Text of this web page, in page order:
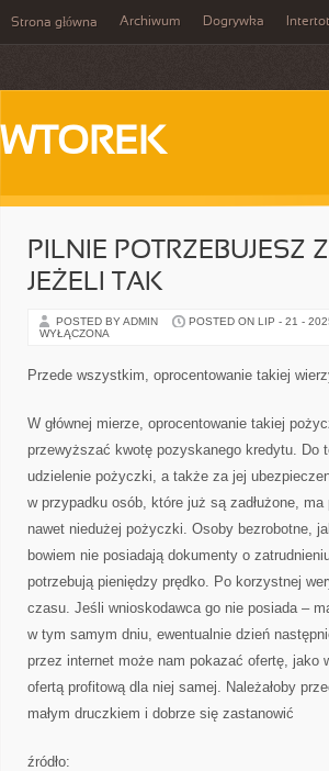
Strona główna Archiwum Dogrywka
WTOREK
PILNIE POTRZEBUJESZ
JEŻELI TAK
POSTED BY ADMIN POSTED ON LIP - 21 -
WYŁĄCZONA
Przede wszystkim, oprocentowanie takiej
W głównej mierze, oprocentowanie takiej
przewyższać kwotę pozyskanego kredytu. Do
udzielenie pożyczki, a także za jej
w przypadku osób, które już są zadłużone,
nawet niedużej pożyczki. Osoby bezrobotne,
bowiem nie posiadają dokumenty o
potrzebują pieniędzy prędko. Po korzystnej
czasu. Jeśli wnioskodawca go nie posiada –
w tym samym dniu, ewentualnie dzień
przez internet może nam pokazać ofertę, jako
ofertą profitową dla niej samej. Należałoby
małym druczkiem i dobrze się zastanowić
źródło: